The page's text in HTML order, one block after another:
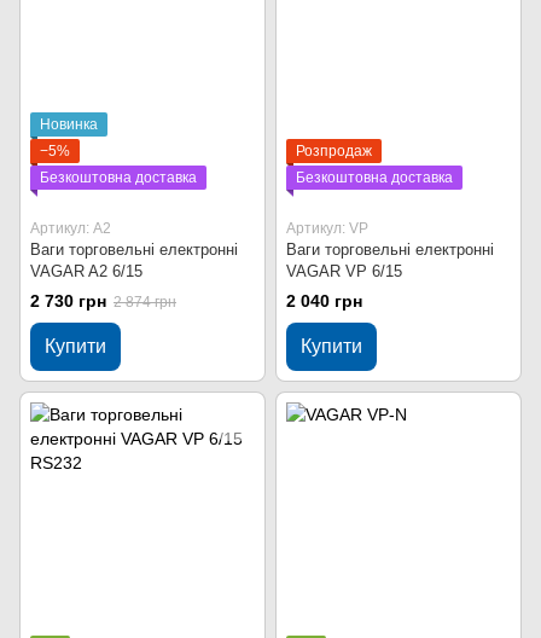
Новинка
−5%
Безкоштовна доставка
Артикул: A2
Ваги торговельні електронні
VAGAR A2 6/15
2 730 грн 2 874 грн
Купити
Розпродаж
Безкоштовна доставка
Артикул: VP
Ваги торговельні електронні
VAGAR VP 6/15
2 040 грн
Купити